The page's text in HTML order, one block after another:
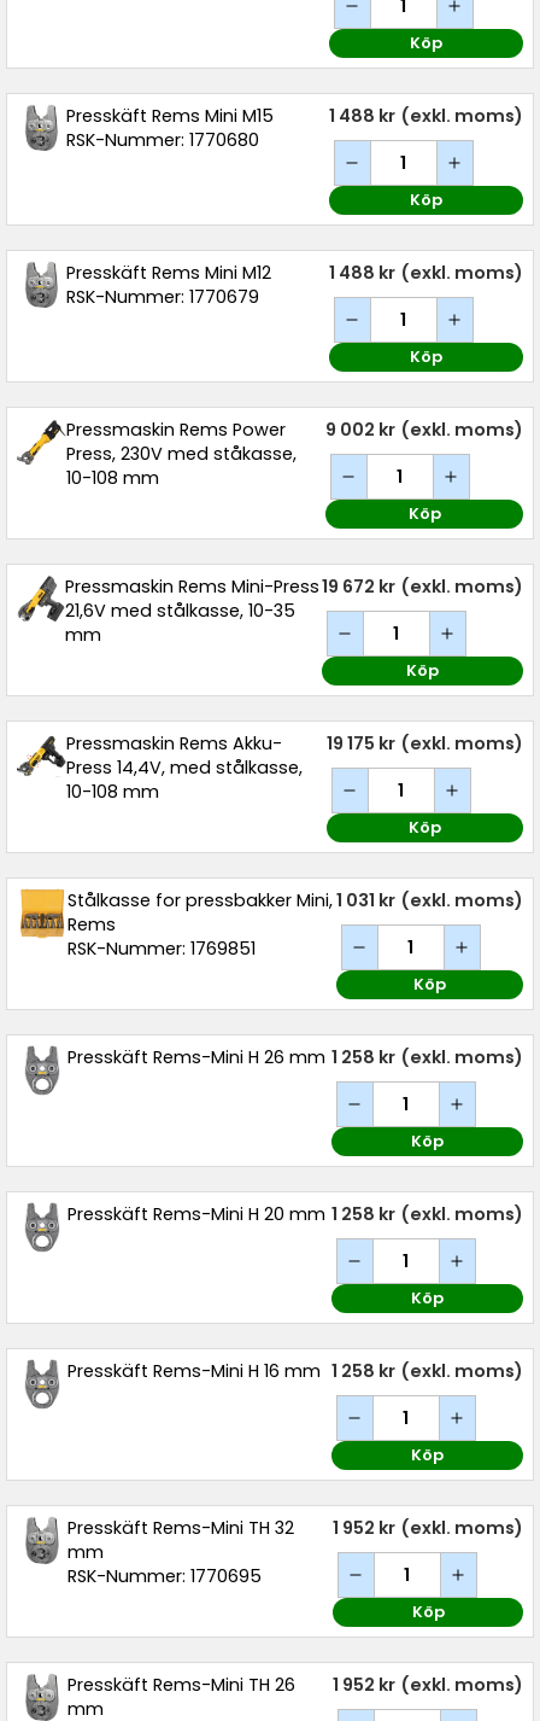
Köp
Presskäft Rems Mini M15
RSK-Nummer: 1770680
1 488 kr (exkl. moms)
Köp
Presskäft Rems Mini M12
RSK-Nummer: 1770679
1 488 kr (exkl. moms)
Köp
Pressmaskin Rems Power
Press, 230V med ståkasse,
10-108 mm
9 002 kr (exkl. moms)
Köp
Pressmaskin Rems Mini-Press
21,6V med stålkasse, 10-35
mm
19 672 kr (exkl. moms)
Köp
Pressmaskin Rems Akku-
Press 14,4V, med stålkasse,
10-108 mm
19 175 kr (exkl. moms)
Köp
Stålkasse for pressbakker Mini,
Rems
RSK-Nummer: 1769851
1 031 kr (exkl. moms)
Köp
Presskäft Rems-Mini H 26 mm 1 258 kr (exkl. moms)
Köp
Presskäft Rems-Mini H 20 mm 1 258 kr (exkl. moms)
Köp
Presskäft Rems-Mini H 16 mm 1 258 kr (exkl. moms)
Köp
Presskäft Rems-Mini TH 32
mm
RSK-Nummer: 1770695
1 952 kr (exkl. moms)
Köp
Presskäft Rems-Mini TH 26
mm
1 952 kr (exkl. moms)